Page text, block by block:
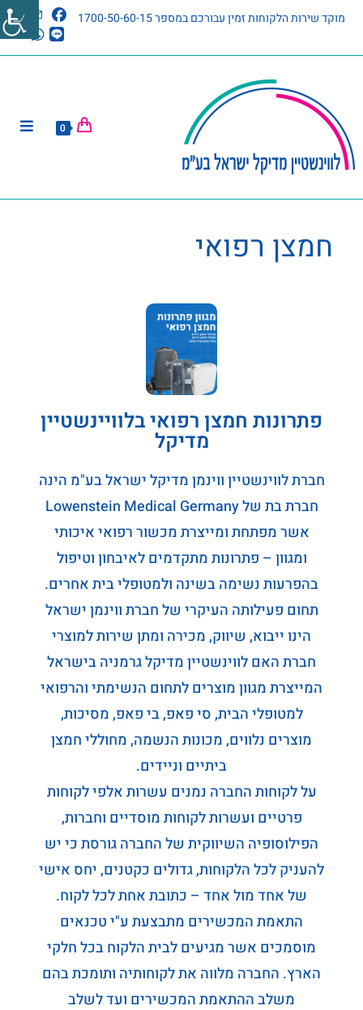
מוקד שירות הלקוחות זמין עבורכם במספר 1700-50-60-15
0
חמצן רפואי
פתרונות חמצן רפואי בלוויינשטיין
מדיקל
חברת לווינשטיין ווינמן מדיקל ישראל בע"מ הינה
חברת בת של Lowenstein Medical Germany
אשר מפתחת ומייצרת מכשור רפואי איכותי
ומגוון – פתרונות מתקדמים לאיבחון וטיפול
בהפרעות נשימה בשינה ולמטופלי בית אחרים.
תחום פעילותה העיקרי של חברת ווינמן ישראל
הינו ייבוא, שיווק, מכירה ומתן שירות למוצרי
חברת האם לווינשטיין מדיקל גרמניה בישראל
המייצרת מגוון מוצרים לתחום הנשימתי והרפואי
למטופלי הבית, סי פאפ, בי פאפ, מסיכות,
מוצרים נלווים, מכונות הנשמה, מחוללי חמצן
ביתיים וניידים.
על לקוחות החברה נמנים עשרות אלפי לקוחות
פרטיים ועשרות לקוחות מוסדיים וחברות,
הפילוסופיה השיווקית של החברה גורסת כי יש
להעניק לכל הלקוחות, גדולים כקטנים, יחס אישי
של אחד מול אחד – כתובת אחת לכל לקוח.
התאמת המכשירים מתבצעת ע"י טכנאים
מוסמכים אשר מגיעים לבית הלקוח בכל חלקי
הארץ. החברה מלווה את לקוחותיה ותומכת בהם
משלב ההתאמת המכשירים ועד לשלב